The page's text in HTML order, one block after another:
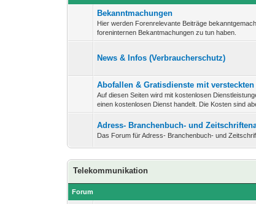
Bekanntmachungen
Hier werden Forenrelevante Beiträge
foreninternen Bekantmachungen zu tun haben.
News & Infos (Verbraucherschutz)
Abofallen & Gratisdienste mit versteckten
Auf diesen Seiten wird mit kostenlosen
einen kostenlosen Dienst handelt. Die Kosten sind
Adress- Branchenbuch- und
Das Forum für Adress- Branchenbuch- und
Telekommunikation
Forum